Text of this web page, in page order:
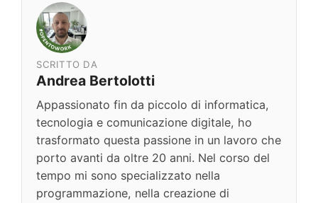
SCRITTO DA
Andrea Bertolotti
Appassionato fin da piccolo di informatica,
tecnologia e comunicazione digitale, ho
trasformato questa passione in un lavoro che
porto avanti da oltre 20 anni. Nel corso del
tempo mi sono specializzato nella
programmazione, nella creazione di